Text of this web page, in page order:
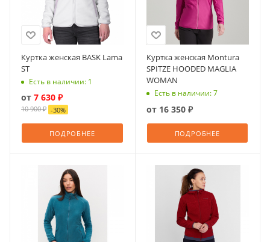
Куртка женская BASK Lama
ST
Есть в наличии: 1
от 7 630 ₽
10 900 ₽ -30%
ПОДРОБНЕЕ
Куртка женская Montura
SPITZE HOODED MAGLIA
WOMAN
Есть в наличии: 7
от 16 350 ₽
ПОДРОБНЕЕ